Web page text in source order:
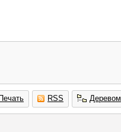
Печать RSS Деревом